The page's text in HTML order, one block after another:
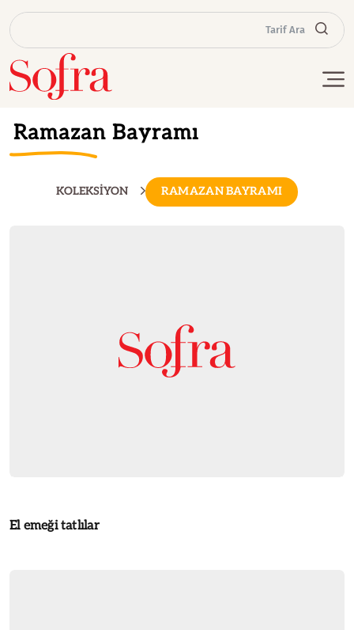
Tarif Ara
Ramazan Bayramı
KOLEKSİYON RAMAZAN BAYRAMI
El emeği tatlılar